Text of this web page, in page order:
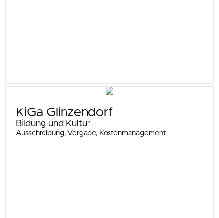
KiGa Glinzendorf
Bildung und Kultur
Ausschreibung, Vergabe, Kostenmanagement